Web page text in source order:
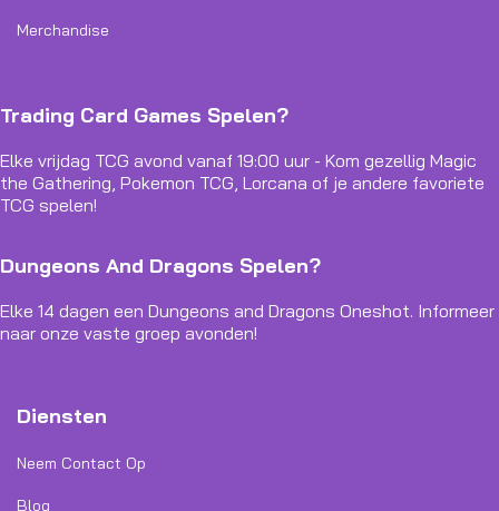
Merchandise
Trading Card Games Spelen?
Elke vrijdag TCG avond vanaf 19:00 uur - Kom gezellig Magic
the Gathering, Pokemon TCG, Lorcana of je andere favoriete
TCG spelen!
Dungeons And Dragons Spelen?
Elke 14 dagen een Dungeons and Dragons Oneshot. Informeer
naar onze vaste groep avonden!
Diensten
Neem Contact Op
Blog